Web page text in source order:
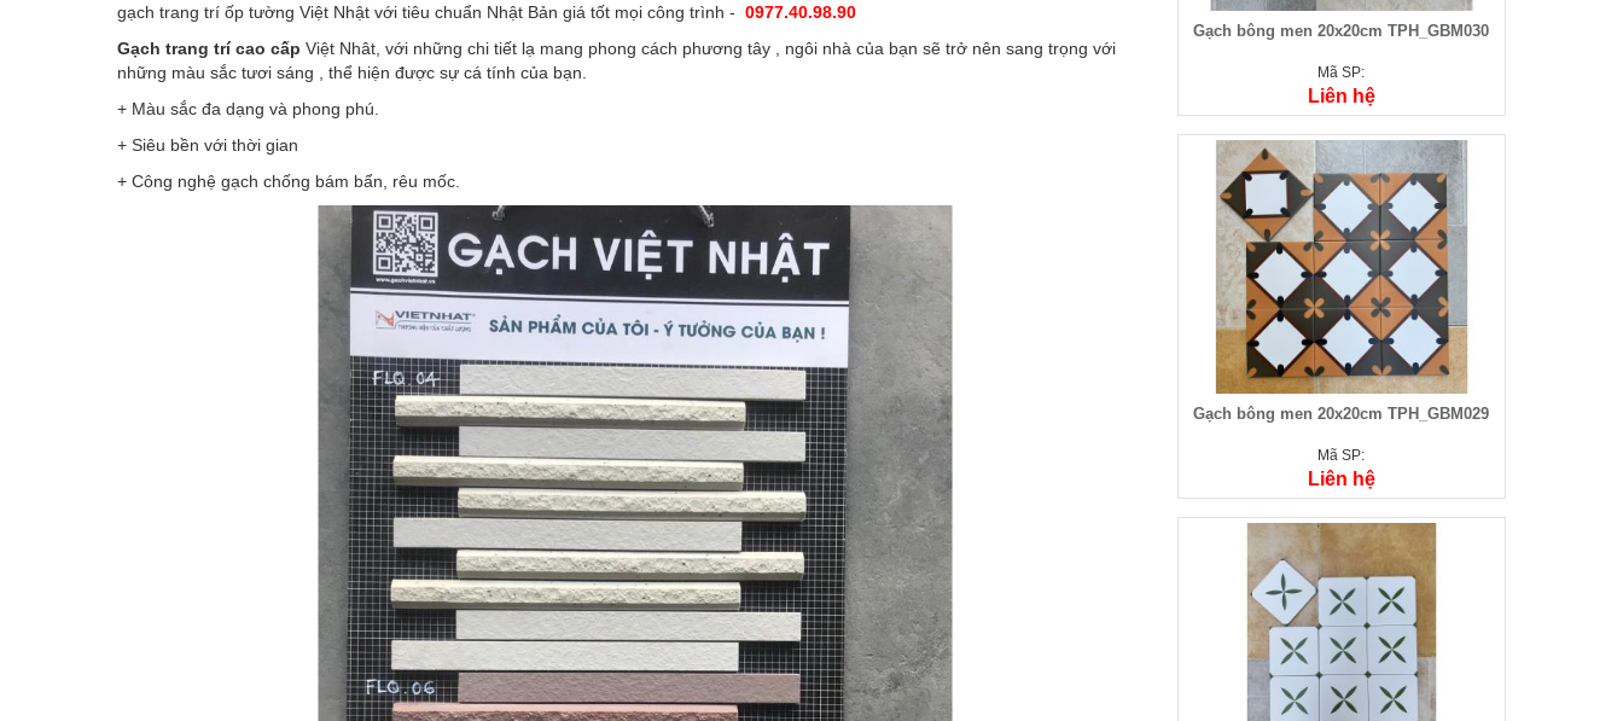
gạch trang trí ốp tường Việt Nhật với tiêu chuẩn Nhật Bản giá tốt mọi công trình - 0977.40.98.90
Gạch trang trí cao cấp Việt Nhât, với những chi tiết lạ mang phong cách phương tây , ngôi nhà của bạn sẽ trở nên sang trọng với
những màu sắc tươi sáng , thể hiện được sự cá tính của bạn.
+ Màu sắc đa dạng và phong phú.
+ Siêu bền với thời gian
+ Công nghệ gạch chống bám bẩn, rêu mốc.
Gạch bông men 20x20cm TPH_GBM030
Mã SP:
Liên hệ
Gạch bông men 20x20cm TPH_GBM029
Mã SP:
Liên hệ